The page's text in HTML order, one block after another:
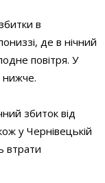
в
де в нічний
повітря. У
нижче.
збиток від
у Чернівецькій
втрати